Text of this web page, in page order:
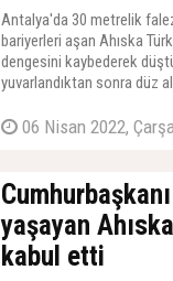
Antalya'da 30 metrelik
bariyerleri aşan Ahıska
dengesini kaybederek
yuvarlandıktan sonra düz
çıkarılarak hastanede
06 Nisan 2022,
yaşayan
kabul etti